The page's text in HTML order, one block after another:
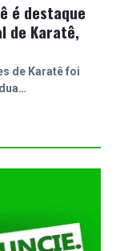
é destaque
de Karatê,
de Karatê foi